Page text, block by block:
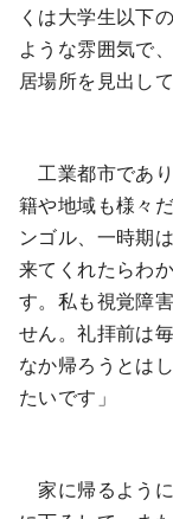
くは大学生以下
ような雰囲気で
居場所を見出し
工業都市であ
籍や地域も様々
ンゴル、一時期
来てくれたらわ
す。私も視覚障
せん。礼拝前は
なか帰ろうとは
たいです」
家に帰るよう